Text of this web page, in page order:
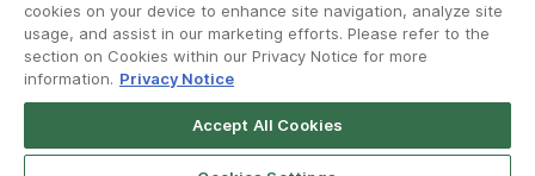
© Grab 2010 - 2026
cookies on your device to enhance site navigation, analyze site
usage, and assist in our marketing efforts. Please refer to the
section on Cookies within our Privacy Notice for more
information. Privacy Notice
Accept All Cookies